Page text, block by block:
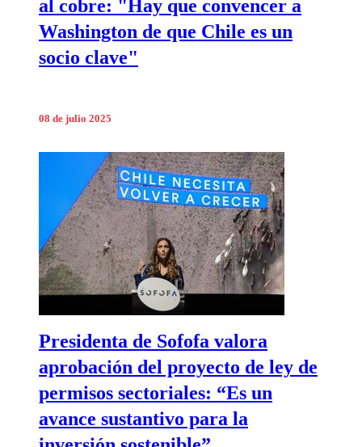
al cobre: "Hay que convencer a
Washington de que Chile es un
socio clave"
08 de julio 2025
Presidenta de Sofofa valora
aprobación del proyecto de ley de
permisos sectoriales: “Es un
avance sustantivo para la